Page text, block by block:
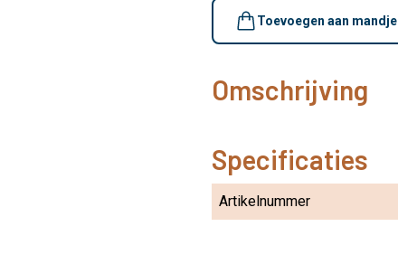
Toevoegen aan mandje
Omschrijving
Specificaties
Artikelnummer